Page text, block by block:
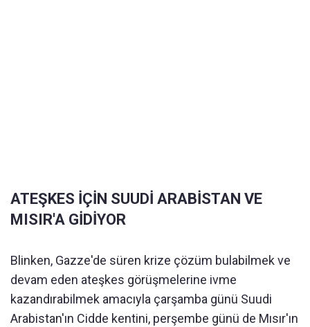
ATEŞKES İÇİN SUUDİ ARABİSTAN VE
MISIR'A GİDİYOR
Blinken, Gazze'de süren krize çözüm bulabilmek ve
devam eden ateşkes görüşmelerine ivme
kazandırabilmek amacıyla çarşamba günü Suudi
Arabistan'ın Cidde kentini, perşembe günü de Mısır'ın